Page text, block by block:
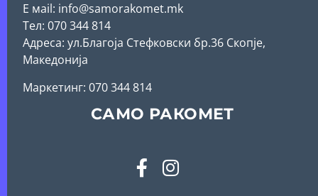
Е мail: info@samorakomet.mk
Тел: 070 344 814
Адреса: ул.Благоја Стефковски бр.36 Скопје,
Македонија
Mаркетинг: 070 344 814
САМО РАКОМЕТ